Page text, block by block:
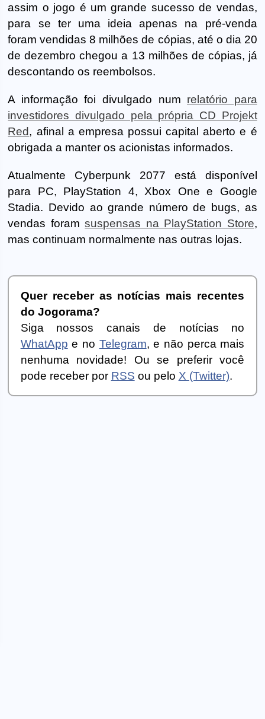
assim o jogo é um grande sucesso de vendas,
para se ter uma ideia apenas na pré-venda
foram vendidas 8 milhões de cópias, até o dia 20
de dezembro chegou a 13 milhões de cópias, já
descontando os reembolsos.
A informação foi divulgado num relatório para
investidores divulgado pela própria CD Projekt
Red, afinal a empresa possui capital aberto e é
obrigada a manter os acionistas informados.
Atualmente Cyberpunk 2077 está disponível
para PC, PlayStation 4, Xbox One e Google
Stadia. Devido ao grande número de bugs, as
vendas foramsuspensas na PlayStation Store,
mas continuam normalmente nas outras lojas.
Quer receber as notícias mais recentes
do Jogorama?
Siga nossos canais de notícias no
WhatApp e no Telegram, e não perca mais
nenhuma novidade! Ou se preferir você
pode receber por RSS ou pelo X (Twitter).